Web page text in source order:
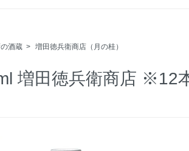
酒蔵 > 増田徳兵衛商店（月の桂）
増田徳兵衛商店 ※12